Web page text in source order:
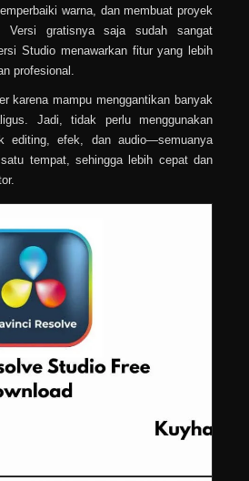
warna, dan membuat proyek
Versi gratisnya saja sudah sangat
Studio menawarkan fitur yang lebih
profesional.
karena mampu menggantikan banyak
Jadi, tidak perlu menggunakan
editing, efek, dan audio—semuanya
tempat, sehingga lebih cepat dan